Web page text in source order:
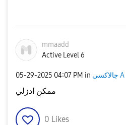
mmaadd
Active Level 6
‎05-29-2025 04:07 PM in جالاكسى A
ممكن ادزلي
0 Likes